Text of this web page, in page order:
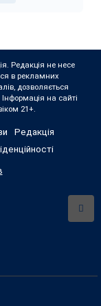
Редакція не несе
в рекламних
дозволяється
на сайті
21+.
Редакція